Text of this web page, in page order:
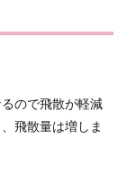
ので飛散が軽減
飛散量は増しま